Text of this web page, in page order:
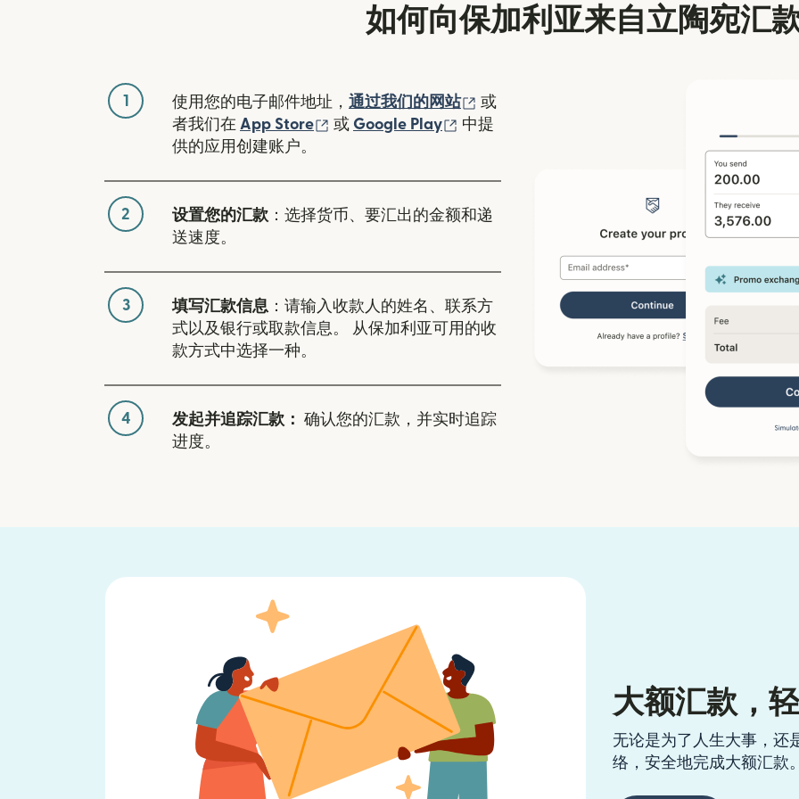
如何向保加利亚来自立陶宛汇
1 使用您的电子邮件地址， 通过我们的网站 （在新窗口中打开）
或
者我们在 App Store （在新窗口中打开）
或 Google Play （在新窗口中打开）
中提
供的应用创建账户。
2 设置您的汇款 ：选择货币、要汇出的金额和递
送速度。
3 填写汇款信息 ：请输入收款人的姓名、联系方
式以及银行或取款信息。 从保加利亚可用的收
款方式中选择一种。
4 发起并追踪汇款：
确认您的汇款，并实时追踪
进度。
大额汇款，
无论是为了人生大事，还
络，安全地完成大额汇款